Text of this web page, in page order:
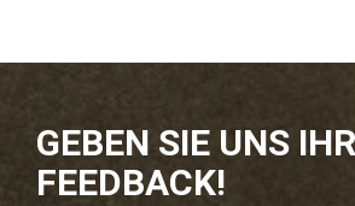
GEBEN SIE UNS IHR
FEEDBACK!